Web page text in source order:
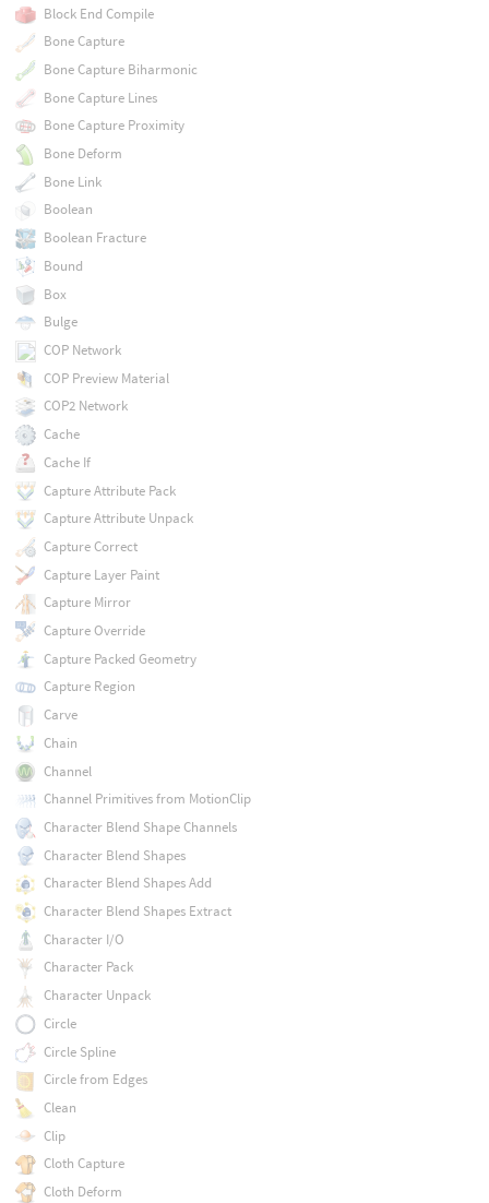
Block End Compile
Bone Capture
Bone Capture Biharmonic
Bone Capture Lines
Bone Capture Proximity
Bone Deform
Bone Link
Boolean
Boolean Fracture
Bound
Box
Bulge
COP Network
COP Preview Material
COP2 Network
Cache
Cache If
Capture Attribute Pack
Capture Attribute Unpack
Capture Correct
Capture Layer Paint
Capture Mirror
Capture Override
Capture Packed Geometry
Capture Region
Carve
Chain
Channel
Channel Primitives from MotionClip
Character Blend Shape Channels
Character Blend Shapes
Character Blend Shapes Add
Character Blend Shapes Extract
Character I/O
Character Pack
Character Unpack
Circle
Circle Spline
Circle from Edges
Clean
Clip
Cloth Capture
Cloth Deform